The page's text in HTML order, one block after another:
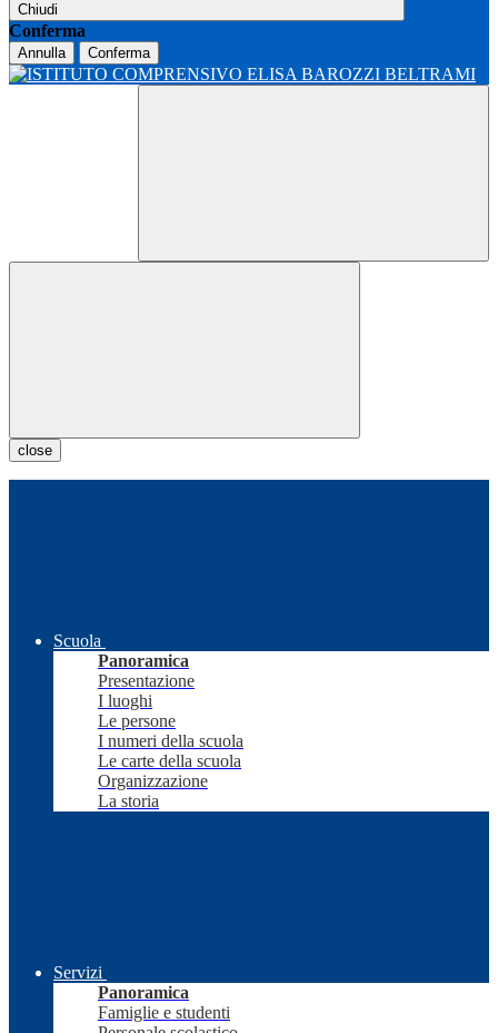
Chiudi
Conferma
Annulla Conferma
close
Scuola
Panoramica
Presentazione
I luoghi
Le persone
I numeri della scuola
Le carte della scuola
Organizzazione
La storia
Servizi
Panoramica
Famiglie e studenti